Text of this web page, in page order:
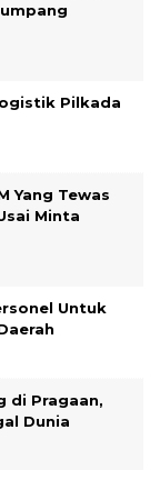
Pilkada
Yang Tewas
Minta
Untuk
di Pragaan,
Dunia